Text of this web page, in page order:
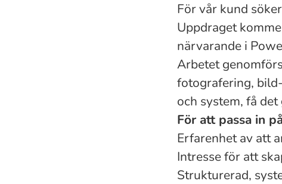
För vår kund
Uppdraget
närvarande i
Arbetet
fotografering,
och system, få
För att passa in
Erfarenhet av att
Intresse för att
Strukturerad,